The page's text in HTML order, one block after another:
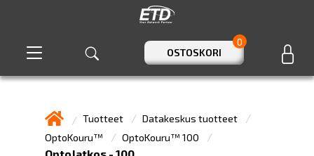
OSTOSKORI
0
Tuotteet
Datakeskus tuotteet
OptoKouru™
OptoKouru™ 100